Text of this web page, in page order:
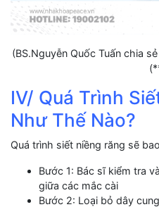
(BS.Nguyễn Quốc Tuấn chia
IV/ Quá Trình
Như Thế Nào?
Quá trình siết niềng răng sẽ
Bước 1: Bác sĩ kiểm tra
giữa các mắc cài
Bước 2: Loại bỏ dây